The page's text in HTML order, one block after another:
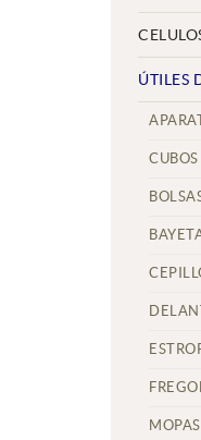
ÚTILES
MOPAS